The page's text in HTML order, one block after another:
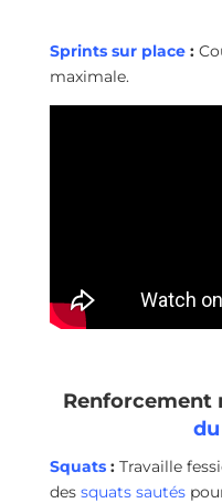
Sprints sur place:
maximale.
Renforcement
Squats:Travaille
des squats sautés